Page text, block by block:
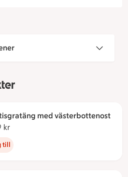
med västerbottenost
kr
till